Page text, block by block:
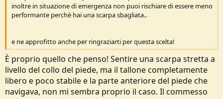
inoltre in situazione di emergenza non puoi rischiare di essere meno
performante perchè hai una scarpa sbagliata..
e ne approfitto anche per ringraziarti per questa scelta!
È proprio quello che penso! Sentire una scarpa stretta a
livello del collo del piede, ma il tallone completamente
libero e poco stabile e la parte anteriore del piede che
navigava, non mi sembra proprio il caso. Il commesso